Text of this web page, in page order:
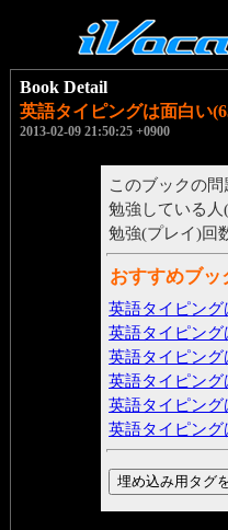
Book Detail
英語タイピングは面白い
2013-02-09 21:50:25 +0900
このブックの問
勉強している
勉強(プレイ)回
おすすめブッ
英語タイピン
英語タイピン
英語タイピン
英語タイピン
英語タイピン
英語タイピン